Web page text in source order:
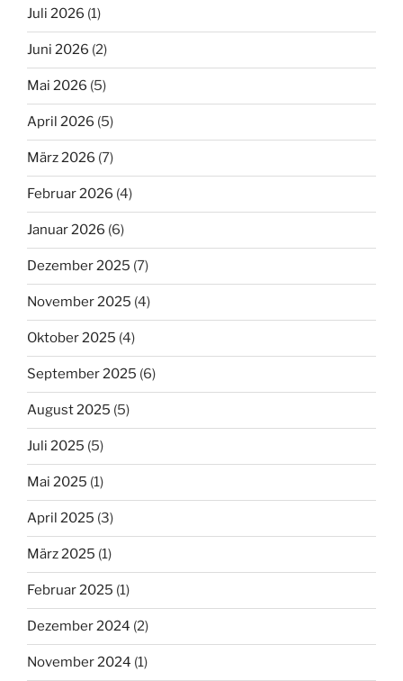
Juli 2026 (1)
Juni 2026 (2)
Mai 2026 (5)
April 2026 (5)
März 2026 (7)
Februar 2026 (4)
Januar 2026 (6)
Dezember 2025 (7)
November 2025 (4)
Oktober 2025 (4)
September 2025 (6)
August 2025 (5)
Juli 2025 (5)
Mai 2025 (1)
April 2025 (3)
März 2025 (1)
Februar 2025 (1)
Dezember 2024 (2)
November 2024 (1)